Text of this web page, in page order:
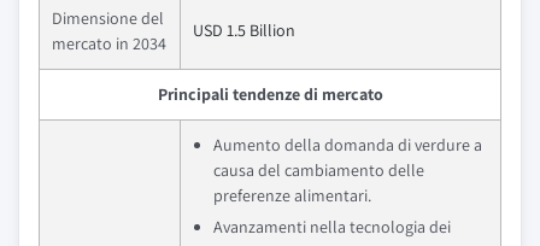
Dimensione del
mercato in 2034
USD 1.5 Billion
Principali tendenze di mercato
Aumento della domanda di verdure a
causa del cambiamento delle
preferenze alimentari.
Avanzamenti nella tecnologia dei